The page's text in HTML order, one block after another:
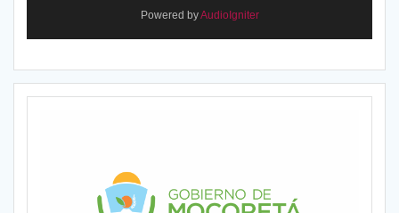
Powered byAudioIgniter